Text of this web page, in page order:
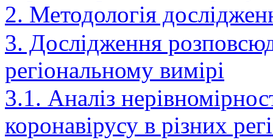
2. Методологія
3. Дослідження
регіональному вимірі
3.1. Аналіз
коронавірусу в різних